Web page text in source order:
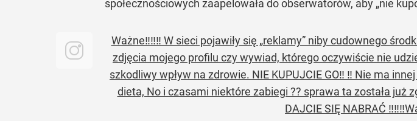
społecznościowych zaapelowała do obserwatorów, aby „nie
Ważne‼️‼️‼️ W sieci pojawiły się „reklamy” niby cudownego
zdjęcia mojego profilu czy wywiad, którego oczywiście nie
szkodliwy wpływ na zdrowie. NIE KUPUJCIE GO‼️ ‼️ Nie ma
dieta, No i czasami niektóre zabiegi ?? sprawa ta została już
DAJCIE SIĘ NABRAĆ